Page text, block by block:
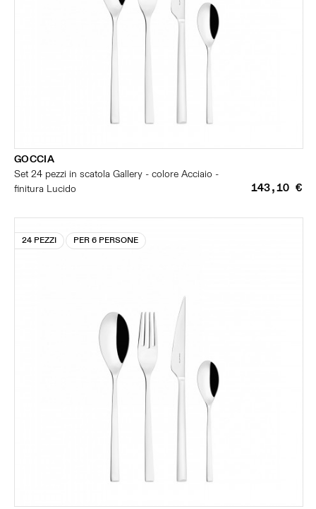
GOCCIA
Set 24 pezzi in scatola Gallery - colore Acciaio -
finitura Lucido
143,10 €
24 PEZZI PER 6 PERSONE